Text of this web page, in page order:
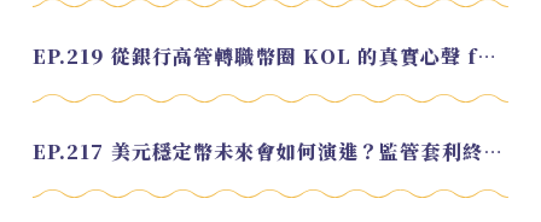
EP.219 從銀行高管轉職幣圈 KOL 的真實心聲 feat.龜大
EP.217 美元穩定幣未來會如何演進？監管套利終將收斂？feat. 研究員 余哲安